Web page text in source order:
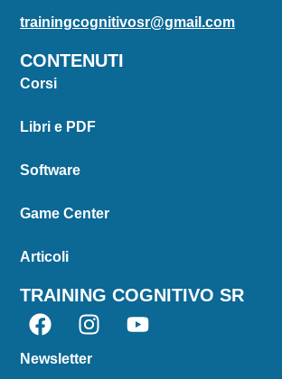
trainingcognitivosr@gmail.com
CONTENUTI
Corsi
Libri e PDF
Software
Game Center
Articoli
TRAINING COGNITIVO SR
Newsletter